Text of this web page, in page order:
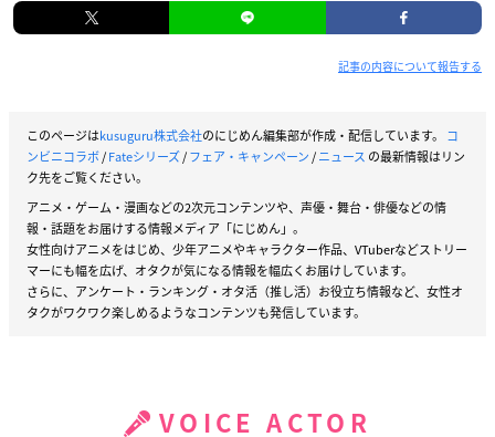
記事の内容について報告する
このページはkusuguru株式会社のにじめん編集部が作成・配信しています。 コ
ンビニコラボ/Fateシリーズ/フェア・キャンペーン/ニュース の最新情報はリン
ク先をご覧ください。
アニメ・ゲーム・漫画などの2次元コンテンツや、声優・舞台・俳優などの情
報・話題をお届けする情報メディア「にじめん」。
女性向けアニメをはじめ、少年アニメやキャラクター作品、VTuberなどストリー
マーにも幅を広げ、オタクが気になる情報を幅広くお届けしています。
さらに、アンケート・ランキング・オタ活（推し活）お役立ち情報など、女性オ
タクがワクワク楽しめるようなコンテンツも発信しています。
VOICE ACTOR